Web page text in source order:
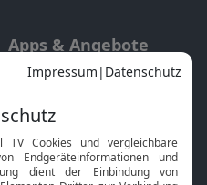
Apps & Angebote
Mobile App
Smart TV
HbbTV